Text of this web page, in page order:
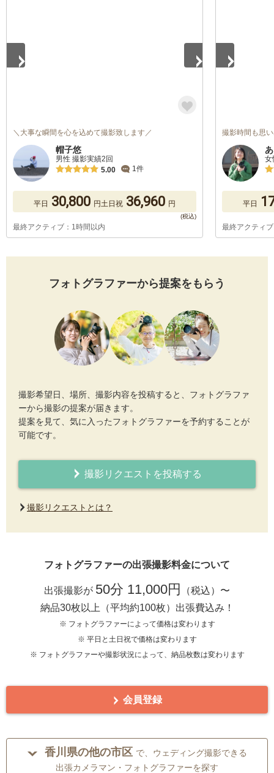
＼大事な瞬間を心を込めて撮影致します／
帽子悠
男性 撮影実績2回
5.00
1件
平日 30,800 円土日祝 36,960 円
最終アクティブ：1時間以内
撮影時間も思
女
平日
最終アクティ
フォトグラファーから提案をもらう
撮影希望日、場所、撮影内容を投稿すると、フォトグラファ
ーから撮影の提案が届きます。
提案を見て、気に入ったフォトグラファーを予約することが
可能です。
撮影リクエストを投稿する
撮影リクエストとは？
フォトグラファーの出張撮影料金について
出張撮影が 50分 11,000円
（税込）〜
納品30枚以上（平均約100枚）出張費込み！
※ フォトグラファーによって価格は変わります
※ 平日と土日祝で価格は変わります
※ フォトグラファーや撮影状況によって、納品枚数は変わります
会員登録
香川県の他の市区 で、ウェディング撮影できる
出張カメラマン・フォトグラファーを探す